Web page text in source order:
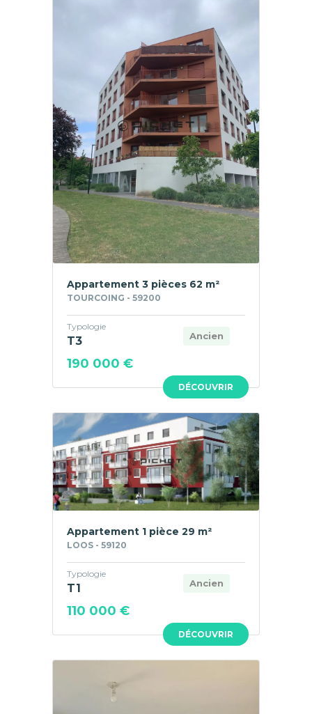
DÉCOUVRIR
Appartement 3 pièces 62 m²
TOURCOING - 59200
Ancien
Typologie
T3
190 000 €
DÉCOUVRIR
Appartement 1 pièce 29 m²
LOOS - 59120
Ancien
Typologie
T1
110 000 €